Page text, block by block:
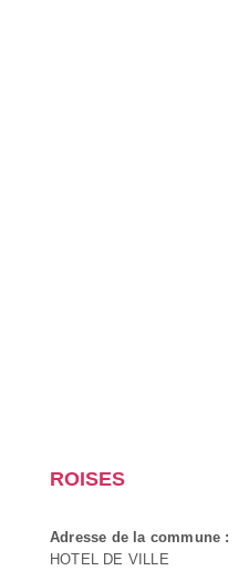
ROISES
Adresse de la commune :
HOTEL DE VILLE